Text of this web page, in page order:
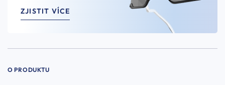
ZJISTIT VÍCE
O PRODUKTU